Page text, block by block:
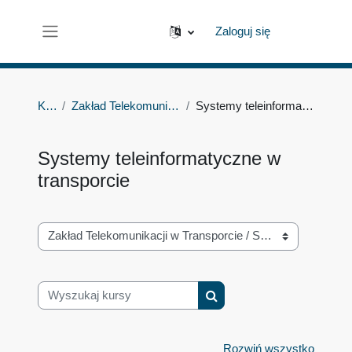
Zaloguj się
Kursy Zakład Telekomunikacji w Transporcie Systemy teleinformatyczne w transporcie
Systemy teleinformatyczne w
transporcie
Kategorie kursów
Wyszukaj kursy
Wyszukaj kursy
Rozwiń wszystko